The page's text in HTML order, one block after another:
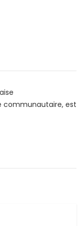
communautaire, est